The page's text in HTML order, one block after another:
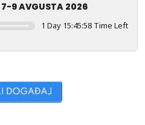
7-9 AVGUSTA 2026
1 Day 15:45:57 Time Left